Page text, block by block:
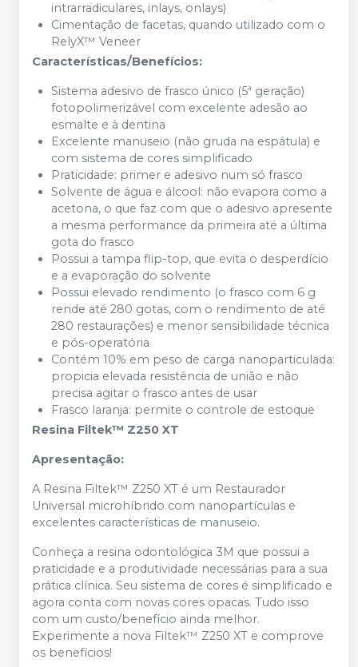
intrarradiculares, inlays, onlays)
Cimentação de facetas, quando utilizado com o
RelyX™ Veneer
Características/Benefícios:
Sistema adesivo de frasco único (5ª geração)
fotopolimerizável com excelente adesão ao
esmalte e à dentina
Excelente manuseio (não gruda na espátula) e
com sistema de cores simplificado
Praticidade: primer e adesivo num só frasco
Solvente de água e álcool: não evapora como a
acetona, o que faz com que o adesivo apresente
a mesma performance da primeira até a última
gota do frasco
Possui a tampa flip-top, que evita o desperdício
e a evaporação do solvente
Possui elevado rendimento (o frasco com 6 g
rende até 280 gotas, com o rendimento de até
280 restaurações) e menor sensibilidade técnica
e pós-operatória
Contém 10% em peso de carga nanoparticulada:
propicia elevada resistência de união e não
precisa agitar o frasco antes de usar
Frasco laranja: permite o controle de estoque
Resina Filtek™ Z250 XT
Apresentação:
A Resina Filtek™ Z250 XT é um Restaurador
Universal microhíbrido com nanopartículas e
excelentes características de manuseio.
Conheça a resina odontológica 3M que possui a
praticidade e a produtividade necessárias para a sua
prática clínica. Seu sistema de cores é simplificado e
agora conta com novas cores opacas. Tudo isso
com um custo/benefício ainda melhor.
Experimente a nova Filtek™ Z250 XT e comprove
os benefícios!